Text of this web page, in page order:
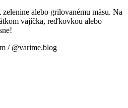
alebo grilovanému mäsu. Na
vajíčka, reďkovkou alebo
/ @varime.blog